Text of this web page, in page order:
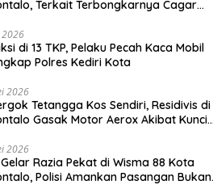
Terkait Terbongkarnya Cagar
2026
di 13 TKP, Pelaku Pecah Kaca Mobil
Polres Kediri Kota
2026
Tetangga Kos Sendiri, Residivis di
Gasak Motor Aerox Akibat Kunci
2026
Gelar Razia Pekat di Wisma 88 Kota
Polisi Amankan Pasangan Bukan